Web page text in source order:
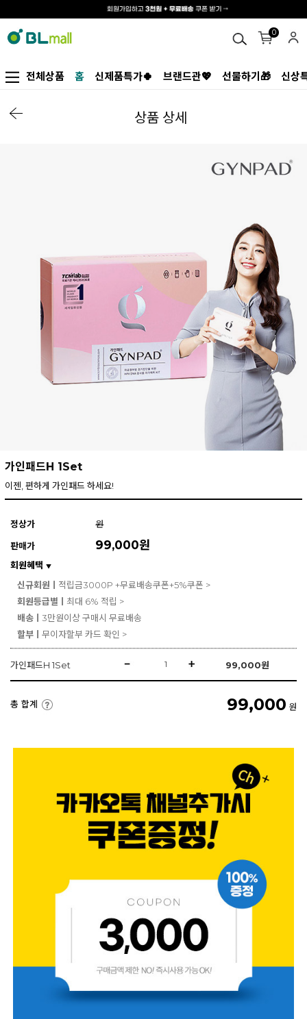
0
전체상품 홈 신제품특가🍀 브랜드관💖 선물하기🎁 신상
상품 상세
가인패드H 1Set
이젠, 편하게 가인패드 하세요!
정상가
원
판매가
99,000원
회원혜택 ▼
신규회원ㅣ 적립금3000P +무료배송쿠폰+5%쿠폰 >
회원등급별ㅣ 최대 6% 적립 >
배송ㅣ 3만원이상 구매시 무료배송
할부ㅣ 무이자할부 카드 확인 >
가인패드H 1Set 99,000원
총 합계 99,000 원